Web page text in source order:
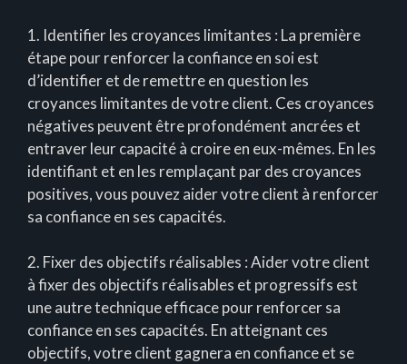
1. Identifier les croyances limitantes : La première
étape pour renforcer la confiance en soi est
d’identifier et de remettre en question les
croyances limitantes de votre client. Ces croyances
négatives peuvent être profondément ancrées et
entraver leur capacité à croire en eux-mêmes. En les
identifiant et en les remplaçant par des croyances
positives, vous pouvez aider votre client à renforcer
sa confiance en ses capacités.
2. Fixer des objectifs réalisables : Aider votre client
à fixer des objectifs réalisables et progressifs est
une autre technique efficace pour renforcer sa
confiance en ses capacités. En atteignant ces
objectifs, votre client gagnera en confiance et se